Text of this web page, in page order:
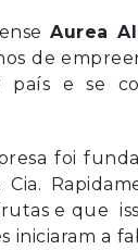
Aurea
de
e se
foi
e que
iniciaram a